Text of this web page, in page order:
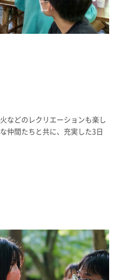
などのレクリエーションも楽し
仲間たちと共に、充実した3日